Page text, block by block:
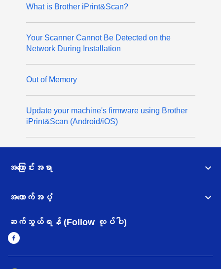
What is Brother iPrint&Scan?
Your Scanner Cannot Be Detected on the
Network During Installation
Out of Memory
Update your machine's firmware using Brother
iPrint&Scan (Android/iOS)
အကြောင်းအရာ
အထောက်အပံ့
ဆက်သွယ်ရန် (Follow လုပ်ပါ)